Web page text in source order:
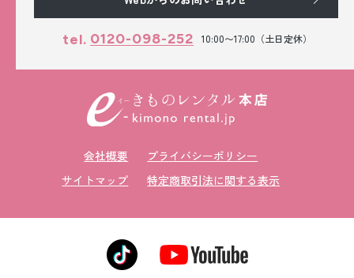
tel. 0120-098-252 10:00〜17:00（土日定休）
会社概要
プライバシーポリシー
サイトマップ
特定商取引法に関する表示